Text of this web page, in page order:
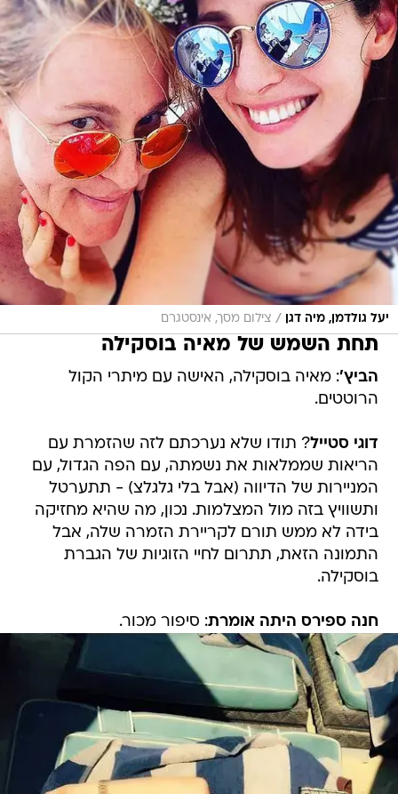
יעל גולדמן, מיה דגן / צילום מסך, אינסטגרם
תחת השמש של מאיה בוסקילה
הביץ': מאיה בוסקילה, האישה עם מיתרי הקול
הרוטטים.
דוגי סטייל? תודו שלא נערכתם לזה שהזמרת עם
הריאות שממלאות את נשמתה, עם הפה הגדול, עם
המניירות של הדיווה (אבל בלי גלגלצ) - תתערטל
ותשוויץ בזה מול המצלמות. נכון, מה שהיא מחזיקה
בידה לא ממש תורם לקריירת הזמרה שלה, אבל
התמונה הזאת, תתרום לחיי הזוגיות של הגברת
בוסקילה.
חנה ספירס היתה אומרת: סיפור מכור.